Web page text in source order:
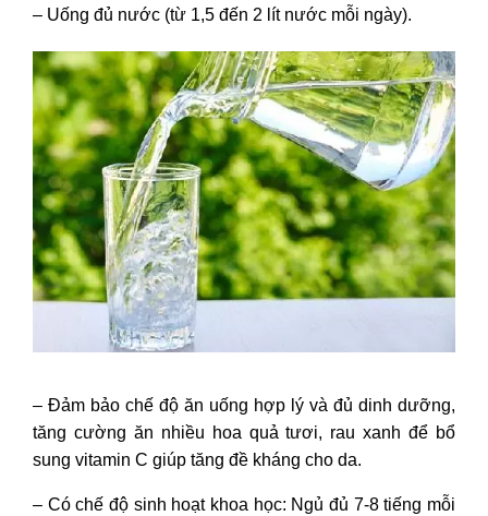
– Uống đủ nước (từ 1,5 đến 2 lít nước mỗi ngày).
– Đảm bảo chế độ ăn uống hợp lý và đủ dinh dưỡng,
tăng cường ăn nhiều hoa quả tươi, rau xanh để bổ
sung vitamin C giúp tăng đề kháng cho da.
– Có chế độ sinh hoạt khoa học: Ngủ đủ 7-8 tiếng mỗi